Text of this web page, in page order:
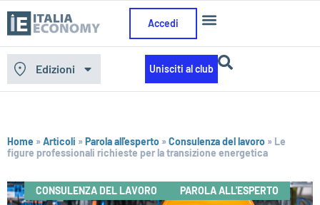
Accedi
Edizioni Unisciti al club
Home »Articoli »Parola all'esperto »Consulenza del lavoro » Le
figure professionali richieste per la transizione energetica
CONSULENZA DEL LAVORO PAROLA ALL'ESPERTO